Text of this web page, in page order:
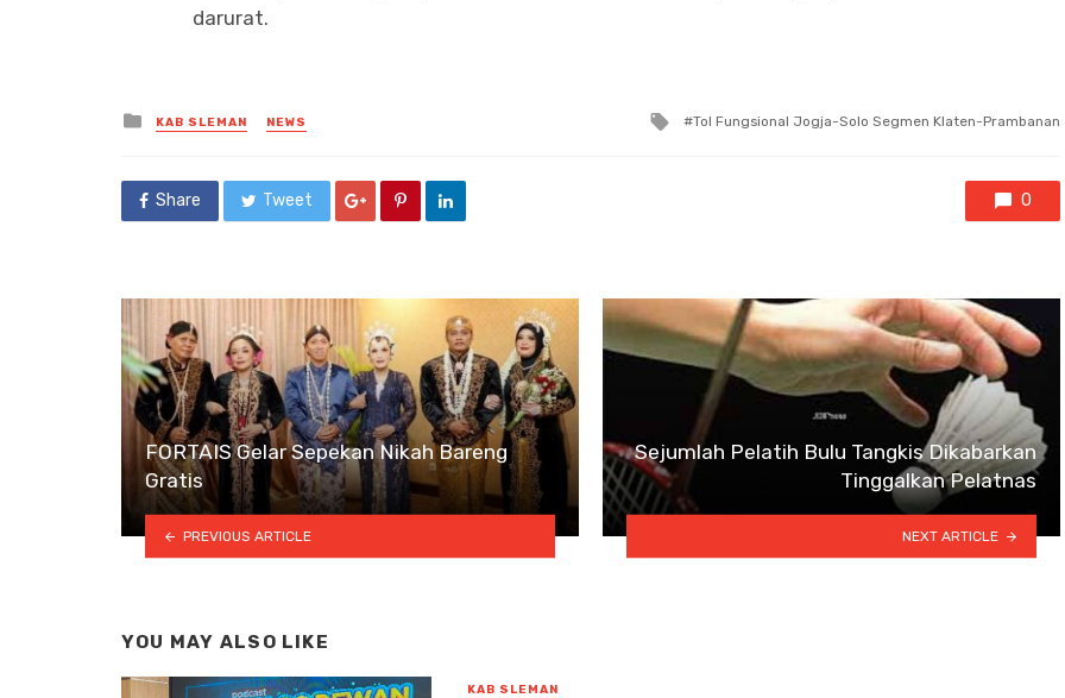
darurat.
Posted
in
KAB SLEMAN NEWS
Tagged
Tol Fungsional Jogja-Solo Segmen Klaten-Prambanan
Share Tweet 0
FORTAIS Gelar Sepekan Nikah Bareng
Gratis
PREVIOUS ARTICLE
Sejumlah Pelatih Bulu Tangkis Dikabarkan
Tinggalkan Pelatnas
NEXT ARTICLE
YOU MAY ALSO LIKE
KAB SLEMAN